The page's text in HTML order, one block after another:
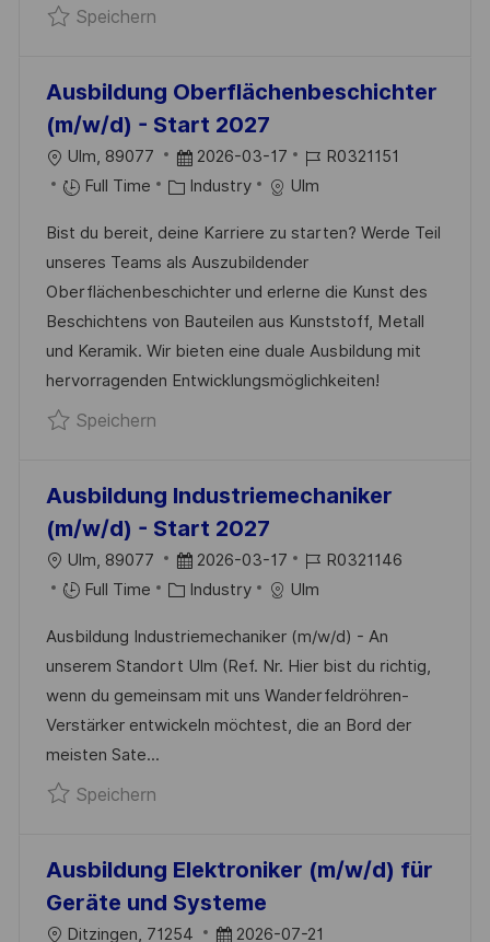
E
N
T
L
I
C
H
U
N
SpeichernSpeichern Ausbildung Fachinformatiker
Ausbildung Oberflächenbeschichter
(m/w/d) - Start 2027
O Ulm, 89077
D
A
U
M
D
E
R
V
F
F
E
N
T
L
C
2026-03-17
J
O
-
I
D
R0321151
Full Time
K
T
E
G
O
R
Industry Ulm
Bist du bereit, deine Karriere zu starten? Werde Teil
unseres Teams als Auszubildender
Oberflächenbeschichter und erlerne die Kunst des
Beschichtens von Bauteilen aus Kunststoff, Metall
und Keramik. Wir bieten eine duale Ausbildung mit
hervorragenden Entwicklungsmöglichkeiten!
SpeichernSpeichern Ausbildung
Ausbildung Industriemechaniker
(m/w/d) - Start 2027
O Ulm, 89077
D
A
U
M
D
E
Ö
F
2026-03-17
J
O
-
I
D
R0321146
Full Time
K
T
E
G
O
Industry Ulm
Ausbildung Industriemechaniker (m/w/d) - An
unserem Standort Ulm (Ref. Nr. Hier bist du richtig,
wenn du gemeinsam mit uns Wanderfeldröhren-
Verstärker entwickeln möchtest, die an Bord der
meisten Sate...
SpeichernSpeichern Ausbildung
Ausbildung Elektroniker (m/w/d) für
Geräte und Systeme
O Ditzingen, 71254
D 2026-07-21